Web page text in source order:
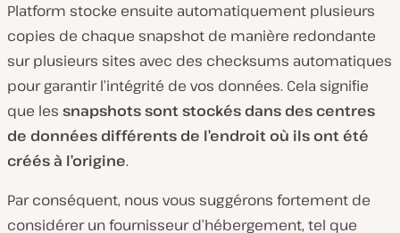
Platform stocke ensuite automatiquement plusieurs
copies de chaque snapshot de manière redondante
sur plusieurs sites avec des checksums automatiques
pour garantir l’intégrité de vos données. Cela signifie
que les snapshots sont stockés dans des centres
de données différents de l’endroit où ils ont été
créés à l’origine.
Par conséquent, nous vous suggérons fortement de
considérer un fournisseur d’hébergement, tel que